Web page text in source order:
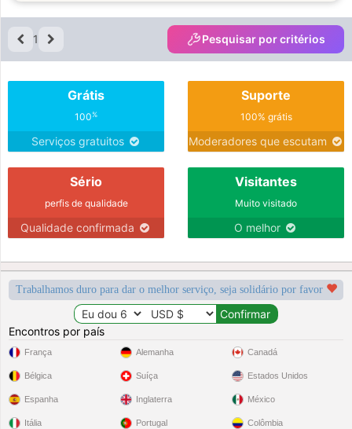
1 Pesquisar por critérios
Grátis
100%
Serviços gratuitos
Suporte
100% grátis
Moderadores que escutam
Sério
perfis de qualidade
Qualidade confirmada
Visitantes
Muito visitado
O melhor
Trabalhamos duro para dar o melhor serviço, seja solidário por favor
Encontros por país
França
Bélgica
Espanha
Itália
Alemanha
Suíça
Inglaterra
Portugal
Canadá
Estados Unidos
México
Colômbia